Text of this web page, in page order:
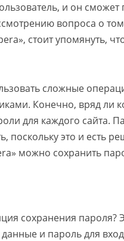
и он сможет
вопроса о
стоит упомянуть,
сложные
Конечно, вряд ли
для каждого сайта.
поскольку это и есть
можно сохранить
сохранения пароля?
и пароль для